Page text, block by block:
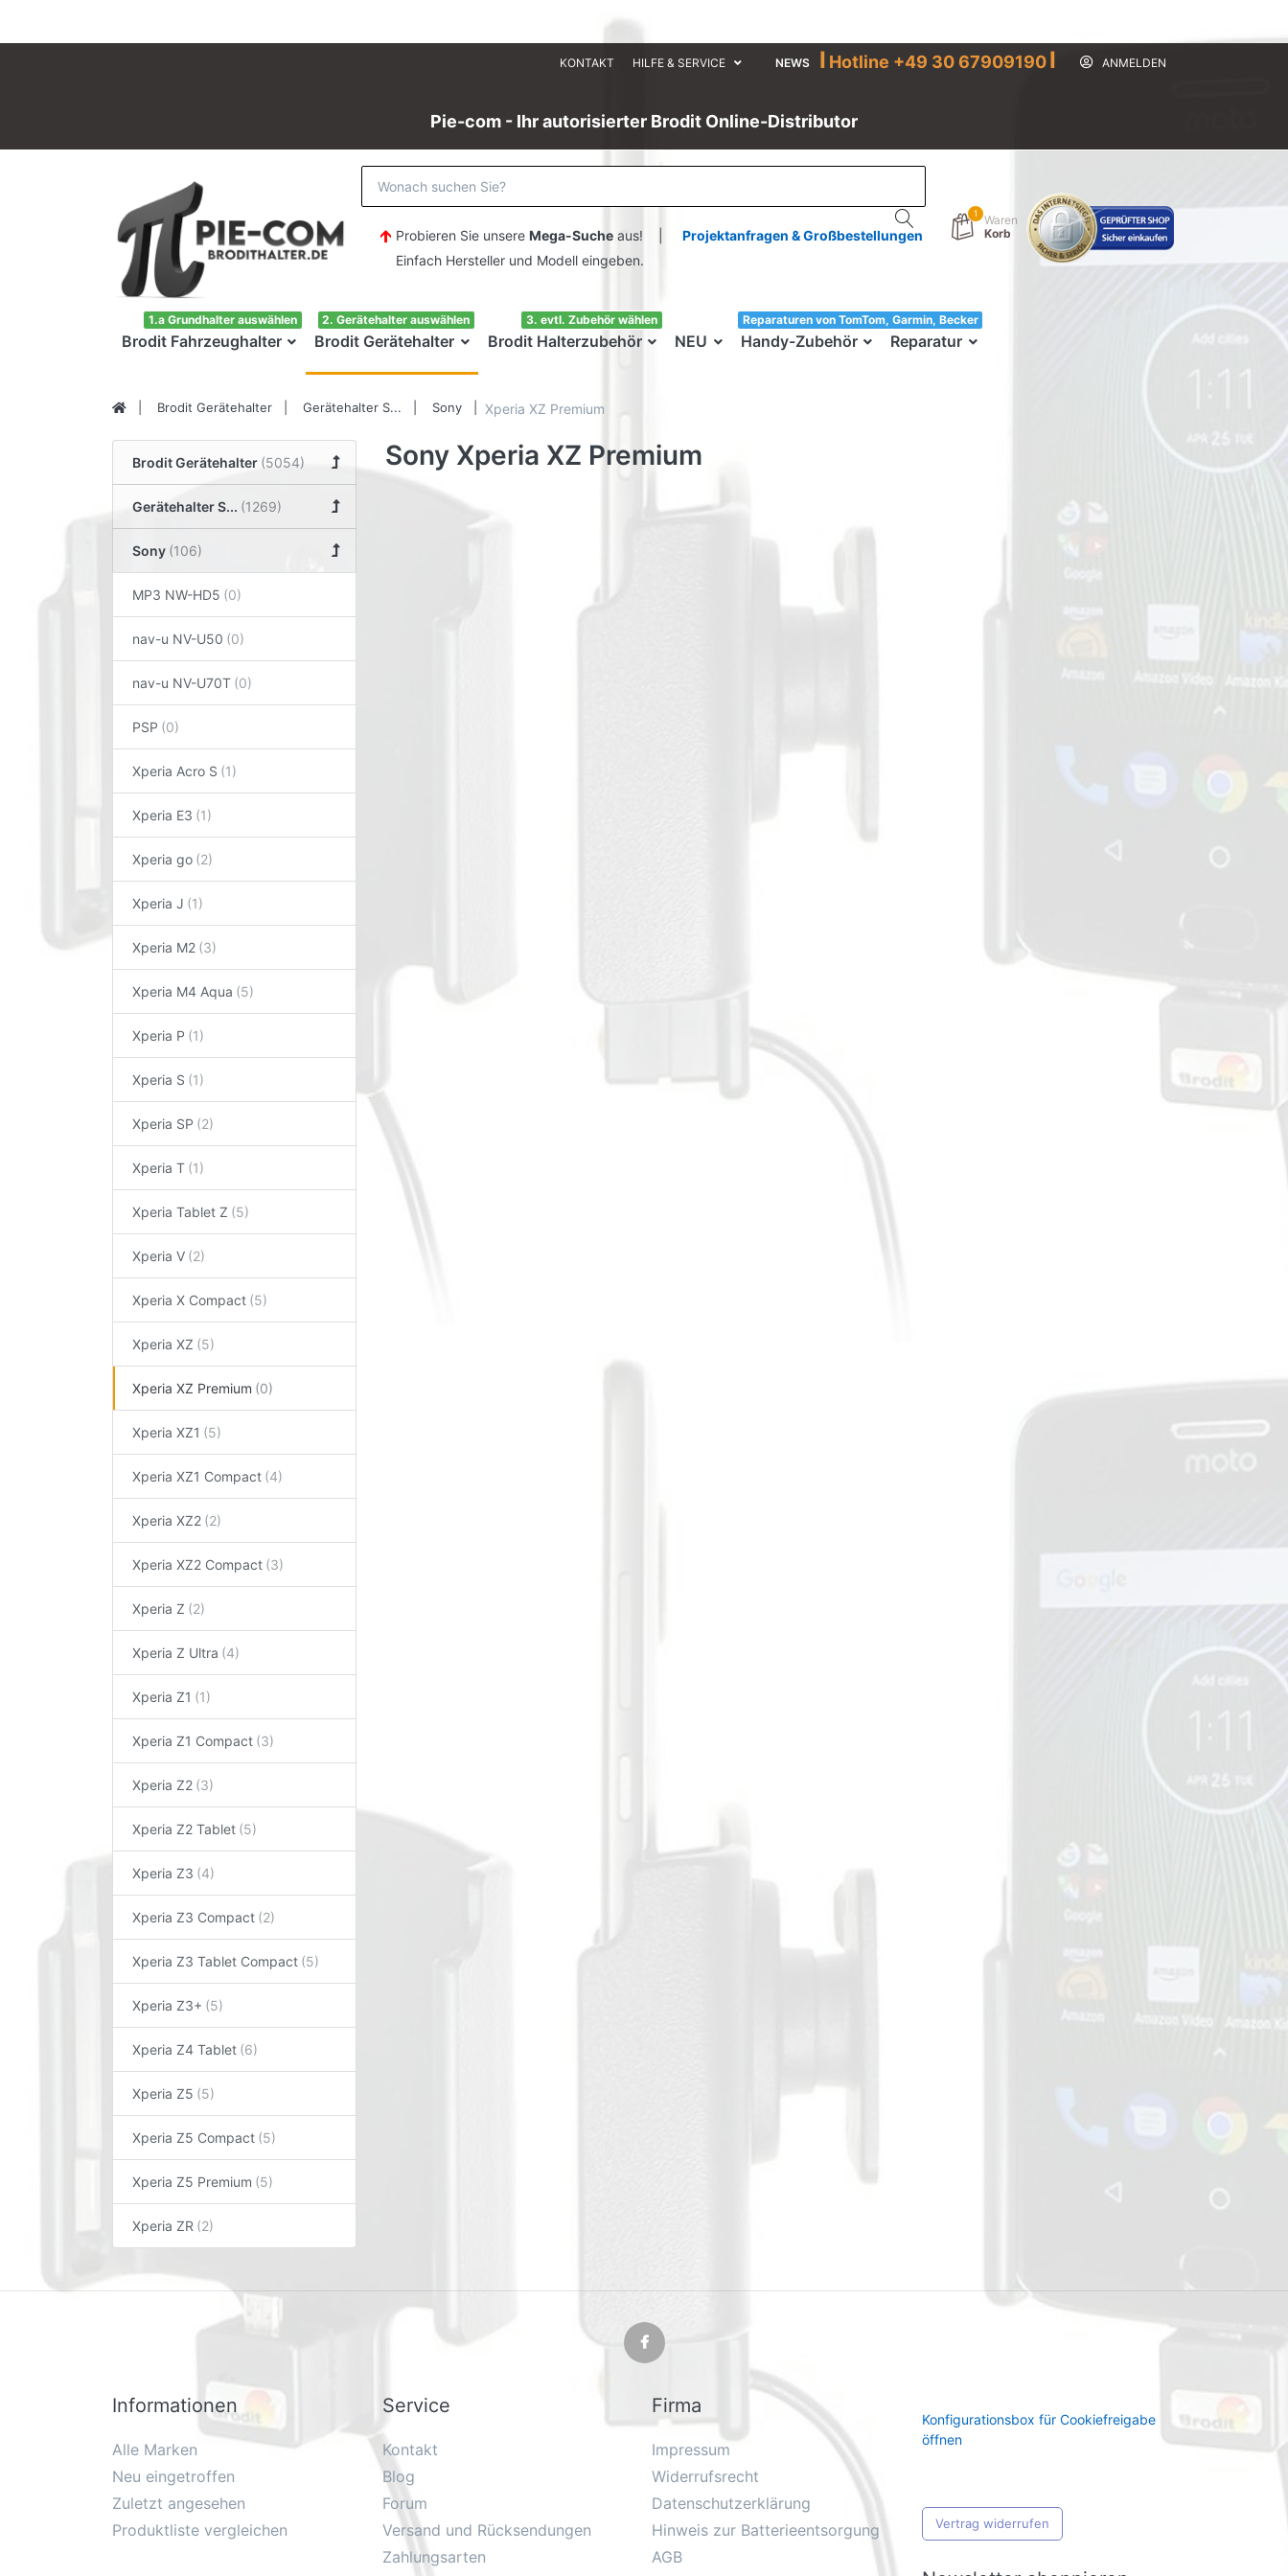
KONTAKT HILFE & SERVICE NEWS I Hotline +49 30 67909190I ANMELDEN
Pie-com - Ihr autorisierter Brodit Online-Distributor
Probieren Sie unsere Mega-Sucheaus! | Projektanfragen & Großbestellungen
Einfach Hersteller und Modell eingeben.
1
Waren
Korb
Brodit Fahrzeughalter
1.a Grundhalter auswählen
Brodit Gerätehalter
2. Gerätehalter auswählen
Brodit Halterzubehör
3. evtl. Zubehör wählen
NEU Handy-Zubehör
33!
Reparatur
Reparaturen von TomTom, Garmin, Becker
Brodit Gerätehalter Gerätehalter S... Sony Xperia XZ Premium
Brodit Gerätehalter
Gerätehalter S...
Sony
MP3 NW-HD5
nav-u NV-U50
nav-u NV-U70T
PSP
Xperia Acro S
Xperia E3
Xperia go
Xperia J
Xperia M2
Xperia M4 Aqua
Xperia P
Xperia S
Xperia SP
Xperia T
Xperia Tablet Z
Xperia V
Xperia X Compact
Xperia XZ
Xperia XZ Premium
Xperia XZ1
Xperia XZ1 Compact
Xperia XZ2
Xperia XZ2 Compact
Xperia Z
Xperia Z Ultra
Xperia Z1
Xperia Z1 Compact
Xperia Z2
Xperia Z2 Tablet
Xperia Z3
Xperia Z3 Compact
Xperia Z3 Tablet Compact
Xperia Z3+
Xperia Z4 Tablet
Xperia Z5
Xperia Z5 Compact
Xperia Z5 Premium
Xperia ZR
Sony Xperia XZ Premium
Informationen
Alle Marken
Neu eingetroffen
Zuletzt angesehen
Produktliste vergleichen
Service
Kontakt
Blog
Forum
Versand und Rücksendungen
Zahlungsarten
Firma
Impressum
Widerrufsrecht
Datenschutzerklärung
Hinweis zur Batterieentsorgung
AGB
Konfigurationsbox für Cookiefreigabe
öffnen
Vertrag widerrufen